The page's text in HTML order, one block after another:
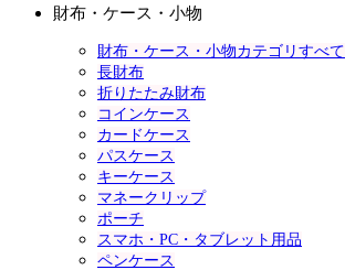
財布・ケース・小物
財布・ケース・小物カテゴリすべて
長財布
折りたたみ財布
コインケース
カードケース
パスケース
キーケース
マネークリップ
ポーチ
スマホ・PC・タブレット用品
ペンケース